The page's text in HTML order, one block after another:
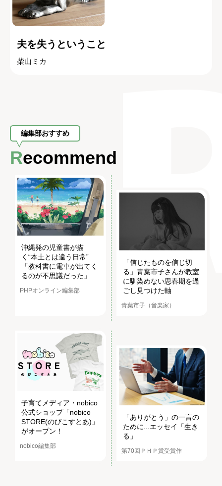
夫を失うということ
柴山ミカ
編集部おすすめ
Recommend
沖縄発の児童書が描
く“本土とは違う日常”
「教科書に電車が出てく
るのが不思議だった」
PHPオンライン編集部
「信じたものを信じ切
る」青葉市子さんが教室
に馴染めない思春期を過
ごし見つけた軸
青葉市子（音楽家）
子育てメディア・nobico
公式ショップ「nobico
STORE(のびこすとあ)」
がオープン！
nobico編集部
「ありがとう」の一言の
ために...エッセイ「生き
る」
第70回ＰＨＰ賞受賞作